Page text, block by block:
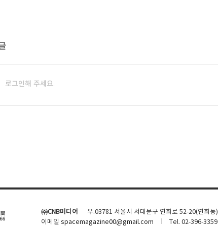
로그인해 주세요.
㈜CNB미디어
우.03781 서울시 서대문구 연희로 52-20(연희동)
이메일 spacemagazine00@gmail.com Tel. 02-396-3359